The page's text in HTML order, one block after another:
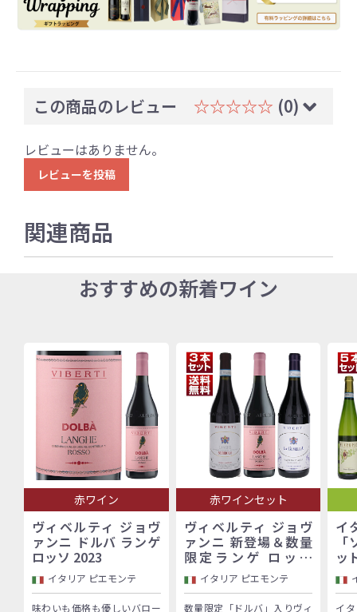
この商品のレビュー ☆☆☆☆☆ (0)
レビューはありません。
レビューを投稿
関連商品
おすすめの新着ワイン
赤ワイン
ヴィベルティ ジョヴ
ァンニ ドルバ ランゲ
ロッソ 2023
イタリア ピエモンテ
味わいも価格も優しいバロー
赤ワインセット
ヴィベルティ ジョヴ
ァンニ 新登場＆数量
限定ランゲ ロッソ
「ドルバ」入り！バロ
ーロ村で100年以上続
く歴史的生産者「ヴィ
イタリア ピエモンテ
数量限定「ドルバ」入りヴィ
イ
ッ
イ